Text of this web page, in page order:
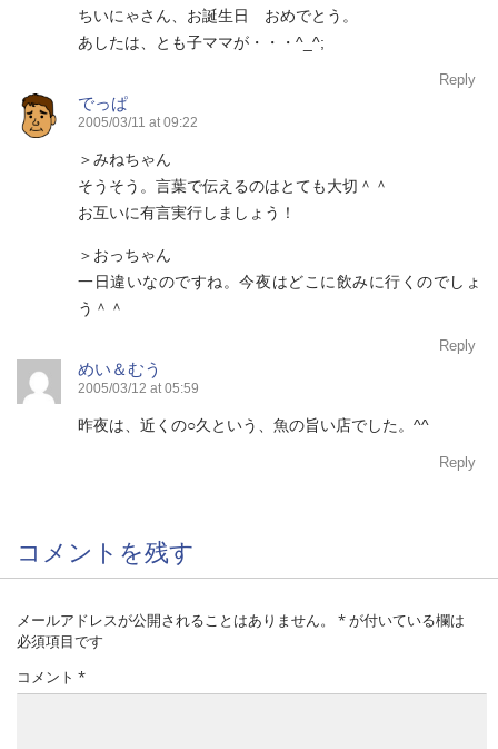
ちいにゃさん、お誕生日 おめでとう。
あしたは、とも子ママが・・・^_^;
Reply
でっぱ
2005/03/11 at 09:22
＞みねちゃん
そうそう。言葉で伝えるのはとても大切＾＾
お互いに有言実行しましょう！
＞おっちゃん
一日違いなのですね。今夜はどこに飲みに行くのでしょ
う＾＾
Reply
めい＆むう
2005/03/12 at 05:59
昨夜は、近くの○久という、魚の旨い店でした。^^
Reply
コメントを残す
メールアドレスが公開されることはありません。 *が付いている欄は
必須項目です
コメント *